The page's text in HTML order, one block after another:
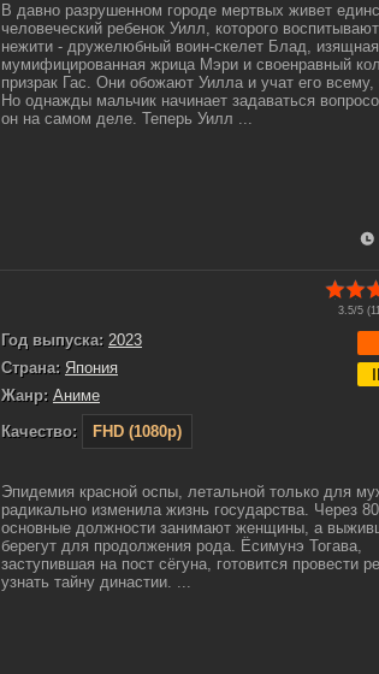
В давно разрушенном городе мертвых живет
человеческий ребенок Уилл, которого
нежити - дружелюбный воин-скелет Блад, изящная
мумифицированная жрица Мэри и своенравный
призрак Гас. Они обожают Уилла и учат его всему,
Но однажды мальчик начинает задаваться
он на самом деле. Теперь Уилл ...
3.5/5 (
Год выпуска: 2023
Страна: Япония
Жанр: Аниме
Качество:
FHD (1080p)
Эпидемия красной оспы, летальной только для
радикально изменила жизнь государства. Через
основные должности занимают женщины, а
берегут для продолжения рода. Ёсимунэ Тогава,
заступившая на пост сёгуна, готовится провести
узнать тайну династии. ...